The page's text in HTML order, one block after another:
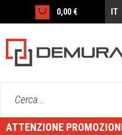
0,00 € IT
Cerca...
ATTENZIONE